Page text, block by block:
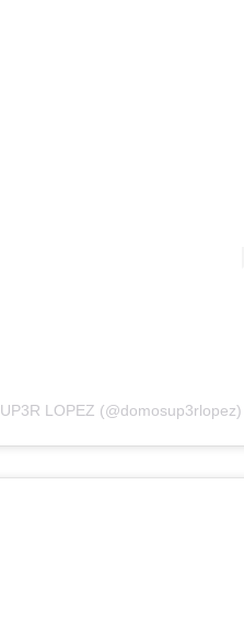
LOPEZ (@domosup3rlopez)